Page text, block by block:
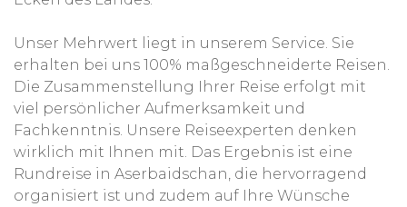
Unser Mehrwert liegt in unserem Service. Sie
erhalten bei uns 100% maßgeschneiderte Reisen.
Die Zusammenstellung Ihrer Reise erfolgt mit
viel persönlicher Aufmerksamkeit und
Fachkenntnis. Unsere Reiseexperten denken
wirklich mit Ihnen mit. Das Ergebnis ist eine
Rundreise in Aserbaidschan, die hervorragend
organisiert ist und zudem auf Ihre Wünsche